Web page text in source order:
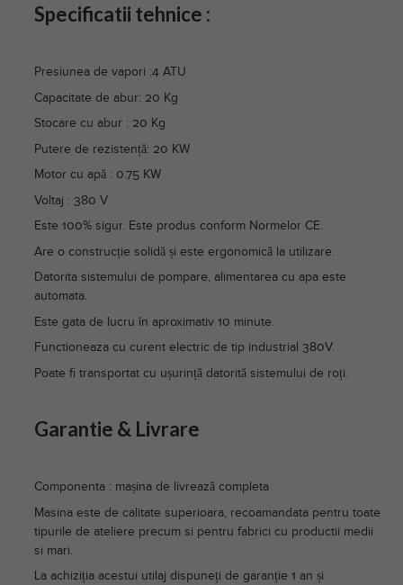
Specificatii tehnice :
Presiunea de vapori :4 ATU
Capacitate de abur: 20 Kg
Stocare cu abur : 20 Kg
Putere de rezistență: 20 KW
Motor cu apă : 0.75 KW
Voltaj : 380 V
Este 100% sigur. Este produs conform Normelor CE.
Are o construcție solidă și este ergonomică la utilizare.
Datorita sistemului de pompare, alimentarea cu apa este
automata.
Este gata de lucru în aproximativ 10 minute.
Functioneaza cu curent electric de tip industrial 380V.
Poate fi transportat cu ușurință datorită sistemului de roți.
Garantie & Livrare
Componenta : mașina de livrează completa
Masina este de calitate superioara, recoamandata pentru toate
tipurile de ateliere precum si pentru fabrici cu productii medii
si mari.
La achiziția acestui utilaj dispuneți de garanție 1 an și